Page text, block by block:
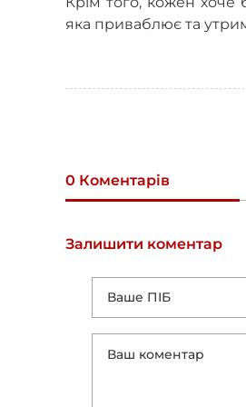
яка приваблює та
0 Коментарів
Залишити коментар